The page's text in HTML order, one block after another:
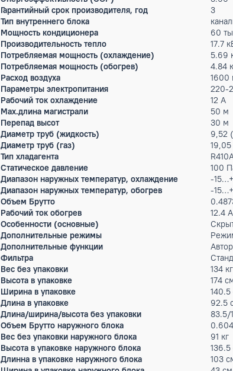
Наименование серии
Площадь помещения
Инверторный
Производительность холод
Мин. уровень шума
Max.уровень шума
Класс энергопотребления
Энергоэффективность (EER)
Энергоэффективность (COP)
Гарантийный срок производителя, год
Тип внутреннего блока
Мощность кондиционера
Производительность тепло
Потребляемая мощность (охлаждение)
Потребляемая мощность (обогрев)
Расход воздуха
Параметры электропитания
Рабочий ток охлаждение
Max.длина магистрали
Перепад высот
Диаметр труб (жидкость)
Диаметр труб (газ)
Тип хладагента
Статическое давление
Диапазон наружных температур, охлаждение
Диапазон наружных температур, обогрев
Объем Брутто
Рабочий ток обогрев
Особенности (основные)